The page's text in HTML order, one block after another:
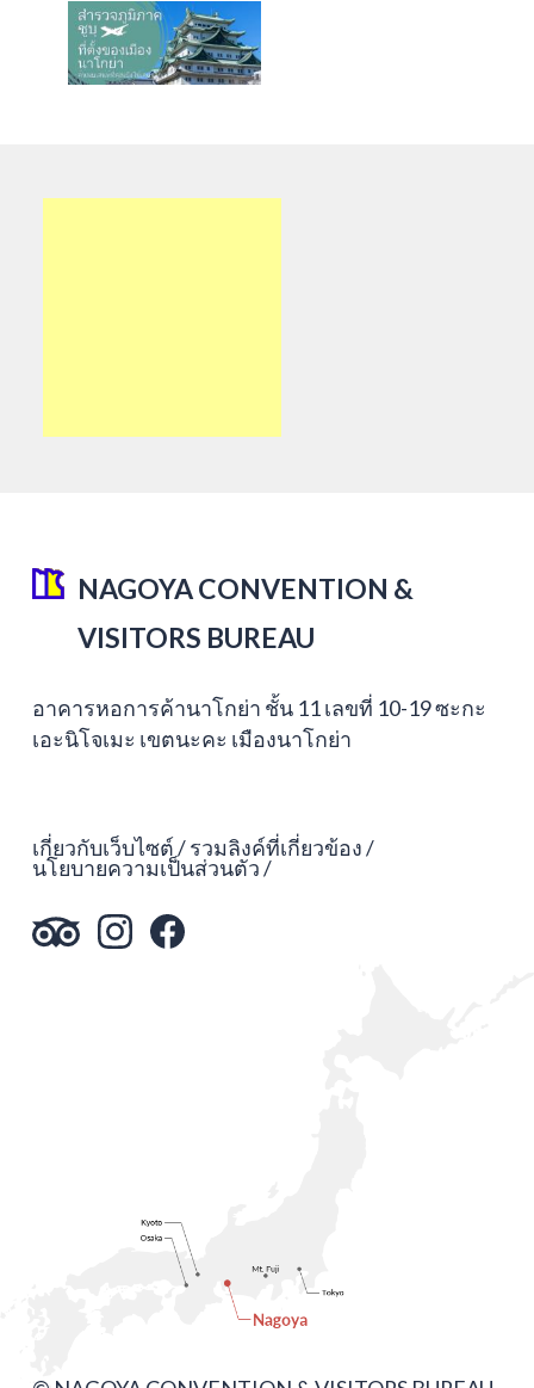
NAGOYA CONVENTION &
VISITORS BUREAU
อาคารหอการค้านาโกย่า ชั้น 11 เลขที่ 10-19 ซะกะ
เอะนิโจเมะ เขตนะคะ เมืองนาโกย่า
เกี่ยวกับเว็บไซต์ รวมลิงค์ที่เกี่ยวข้อง
นโยบายความเป็นส่วนตัว